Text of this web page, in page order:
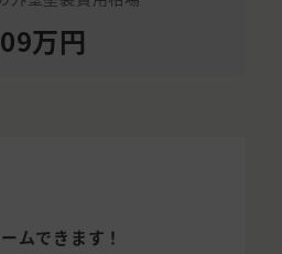
万円
ムできます！